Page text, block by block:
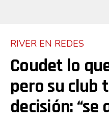
RIVER EN REDES
Coudet lo
pero su club
decisión: “se